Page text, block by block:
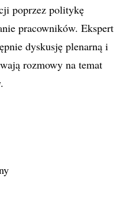
poprzez politykę
pracowników. Ekspert
dyskusję plenarną i
rozmowy na temat